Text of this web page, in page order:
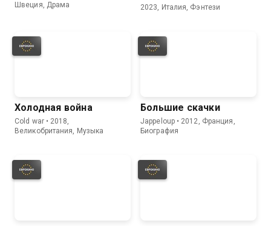
Швеция, Драма
2023, Италия, Фэнтези
Холодная война
Cold war • 2018,
Великобритания, Музыка
Большие скачки
Jappeloup • 2012, Франция,
Биография